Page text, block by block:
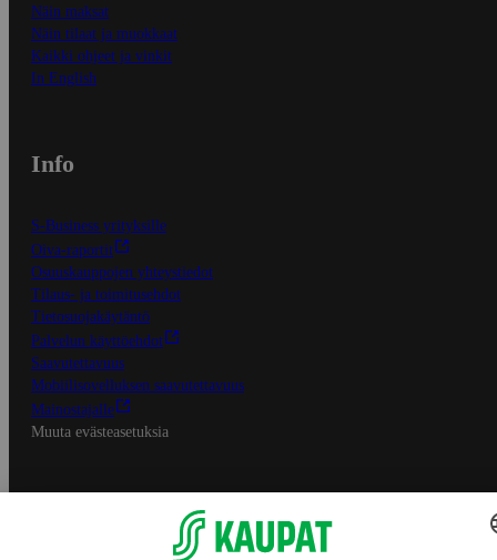
Näin maksat
Näin tilaat ja muokkaat
Kaikki ohjeet ja vinkit
In English
Info
S-Business yrityksille
Oiva-raportit
Osuuskauppojen yhteystiedot
Tilaus- ja toimitusehdot
Tietosuojakäytäntö
Palvelun käyttöehdot
Saavutettavuus
Mobiilisovelluksen saavutettavuus
Mainostajalle
Muuta evästeasetuksia
S-ryhmän palvelut